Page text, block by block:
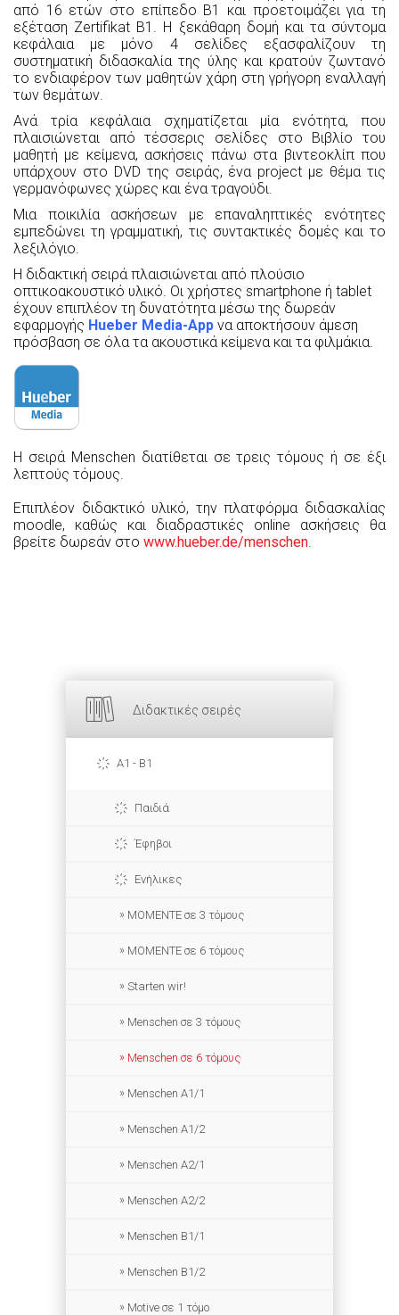
Διδακτικές σειρές
A1 - B1
Παιδιά
Έφηβοι
Ενήλικες
ΜΟΜΕΝΤΕ σε 3 τόμους
MOMENTE σε 6 τόμους
Starten wir!
Menschen σε 3 τόμους
Menschen σε 6 τόμους
Menschen A1/1
Menschen A1/2
Menschen A2/1
Menschen A2/2
Menschen B1/1
Menschen B1/2
Motive σε 1 τόμο
από 16 ετών στο επίπεδο Β1 και προετοιμάζει για τη
εξέταση Zertifikat B1. Η ξεκάθαρη δομή και τα σύντομα
κεφάλαια με μόνο 4 σελίδες εξασφαλίζουν τη
συστηματική διδασκαλία της ύλης και κρατούν ζωντανό
το ενδιαφέρον των μαθητών χάρη στη γρήγορη εναλλαγή
των θεμάτων.
Ανά τρία κεφάλαια σχηματίζεται μία ενότητα, που
πλαισιώνεται από τέσσερις σελίδες στο Βιβλίο του
μαθητή με κείμενα, ασκήσεις πάνω στα βιντεοκλίπ που
υπάρχουν στο DVD της σειράς, ένα project με θέμα τις
γερμανόφωνες χώρες και ένα τραγούδι.
Μια ποικιλία ασκήσεων με επαναληπτικές ενότητες
εμπεδώνει τη γραμματική, τις συντακτικές δομές και το
λεξιλόγιο.
Η διδακτική σειρά πλαισιώνεται από πλούσιο
οπτικοακουστικό υλικό. Οι χρήστες smartphone ή tablet
έχουν επιπλέον τη δυνατότητα μέσω της δωρεάν
εφαρμογής Hueber Media-App να αποκτήσουν άμεση
πρόσβαση σε όλα τα ακουστικά κείμενα και τα φιλμάκια.
Η σειρά Menschen διατίθεται σε τρεις τόμους ή σε έξι
λεπτούς τόμους.
Επιπλέον διδακτικό υλικό, την πλατφόρμα διδασκαλίας
moodle, καθώς και διαδραστικές online ασκήσεις θα
βρείτε δωρεάν στο www.hueber.de/menschen